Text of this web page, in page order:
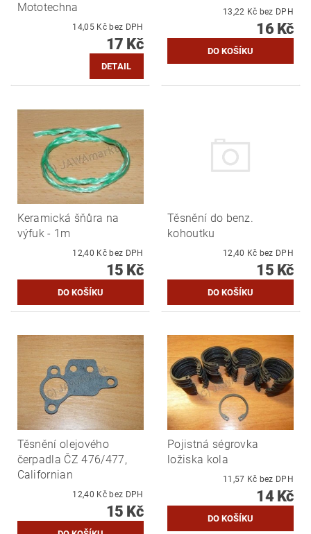
Mototechna
14,05 Kč bez DPH
17 Kč
DETAIL
13,22 Kč bez DPH
16 Kč
Keramická šňůra na
výfuk - 1m
12,40 Kč bez DPH
15 Kč
Těsnění do benz.
kohoutku
12,40 Kč bez DPH
15 Kč
Těsnění olejového
čerpadla ČZ 476/477,
Californian
12,40 Kč bez DPH
15 Kč
Pojistná ségrovka
ložiska kola
11,57 Kč bez DPH
14 Kč